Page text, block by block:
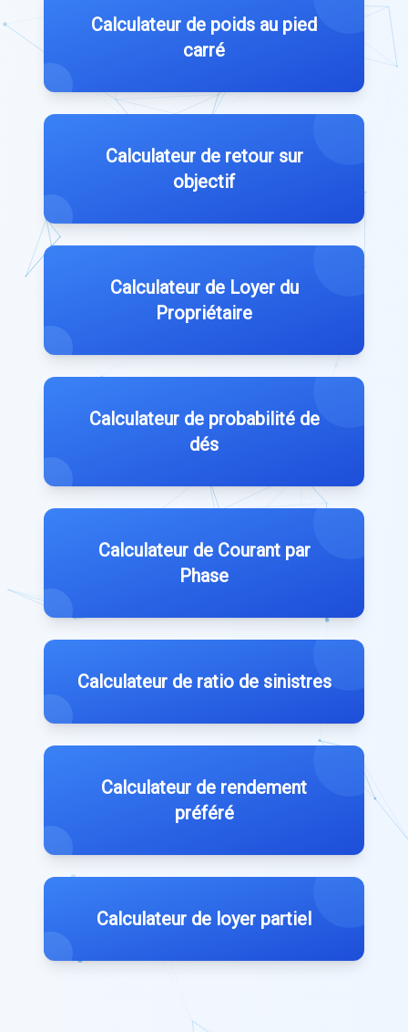
Calculateur de poids au pied
carré
Calculateur de retour sur
objectif
Calculateur de Loyer du
Propriétaire
Calculateur de probabilité de
dés
Calculateur de Courant par
Phase
Calculateur de ratio de sinistres
Calculateur de rendement
préféré
Calculateur de loyer partiel